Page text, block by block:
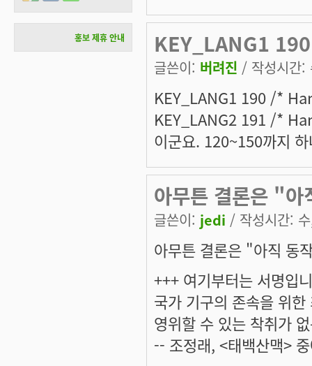
KEY_LANG1
글쓴이: 버려진 / 작성시간
KEY_LANG1 190 /*
KEY_LANG2 191 /*
이군요. 120~150까지
아무튼 결론은 "
글쓴이: jedi / 작성시간:
아무튼 결론은 "아직 동
+++ 여기부터는 서명입
국가 기구의 존속을 위
영위할 수 있는 착취가
-- 조정래, <태백산맥>
홍보 제휴 안내